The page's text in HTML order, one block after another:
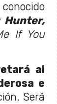
conocido
Hunter,
If You
al
e
Será